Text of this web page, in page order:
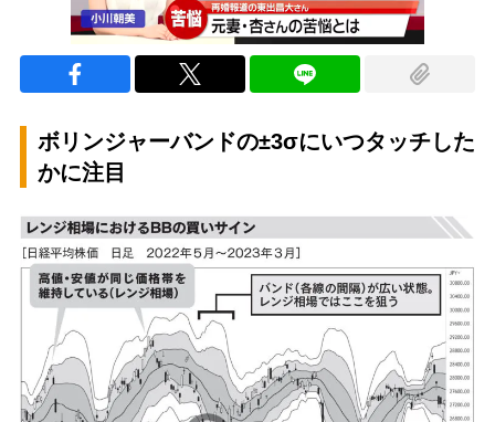
ボリンジャーバンドの±3σにいつタッチした
かに注目